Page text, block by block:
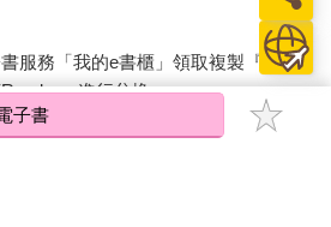
服務「我的e書櫃」領取複製『兌換
進行兌換。
堂所購買的電子書僅能以金石堂專屬
子書